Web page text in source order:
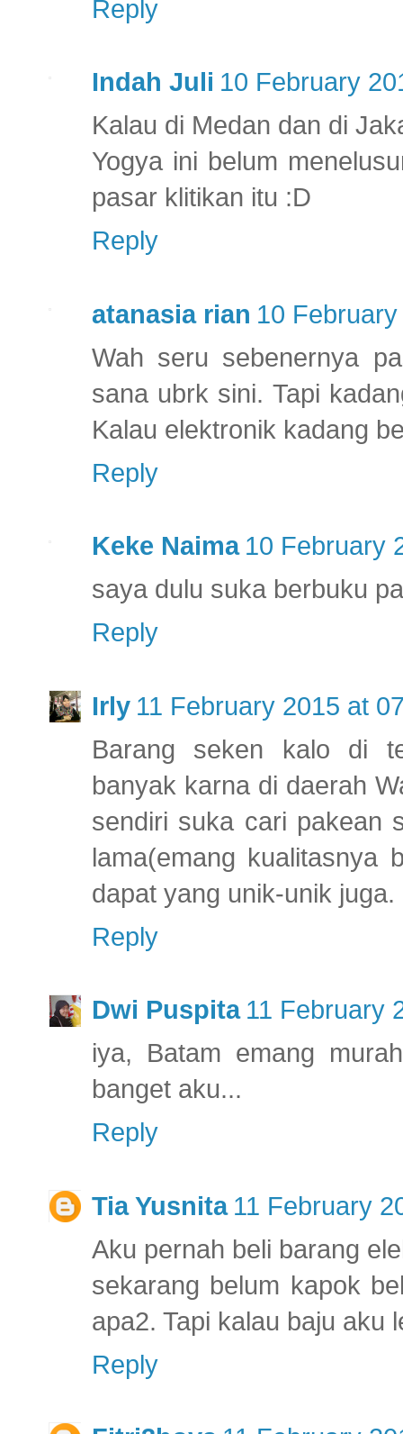
Reply
Indah Juli 10 February
Kalau di Medan dan di
Yogya ini belum
pasar klitikan itu :D
Reply
atanasia rian 10
Wah seru sebenernya
sana ubrk sini. Tapi
Kalau elektronik kadang
Reply
Keke Naima 10 February
saya dulu suka berbuku
Reply
Irly 11 February 2015 at
Barang seken kalo di
banyak karna di daerah
sendiri suka cari pakean
lama(emang kualitasnya
dapat yang unik-unik juga.
Reply
Dwi Puspita 11 February
iya, Batam emang
banget aku...
Reply
Tia Yusnita 11 February
Aku pernah beli barang
sekarang belum kapok
apa2. Tapi kalau baju aku
Reply